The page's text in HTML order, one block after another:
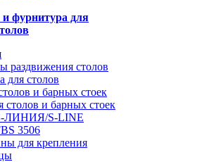
фурнитура для
раздвижения столов
для столов
и барных стоек
и барных стоек
ЛИНИЯ/S-LINE
3506
для крепления